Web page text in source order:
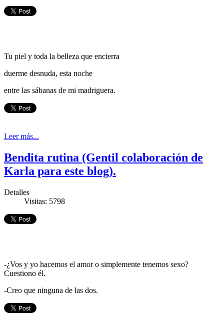
Tu piel y toda la belleza que encierra
duerme desnuda, esta noche
entre las sábanas de mi madriguera.
Leer más...
Bendita rutina (Gentil colaboración de
Karla para este blog).
Detalles
Visitas: 5798
-¿Vos y yo hacemos el amor o simplemente tenemos sexo?
Cuestiono él.
-Creo que ninguna de las dos.